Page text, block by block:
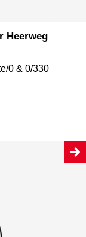
Heerweg
0 & 0/330